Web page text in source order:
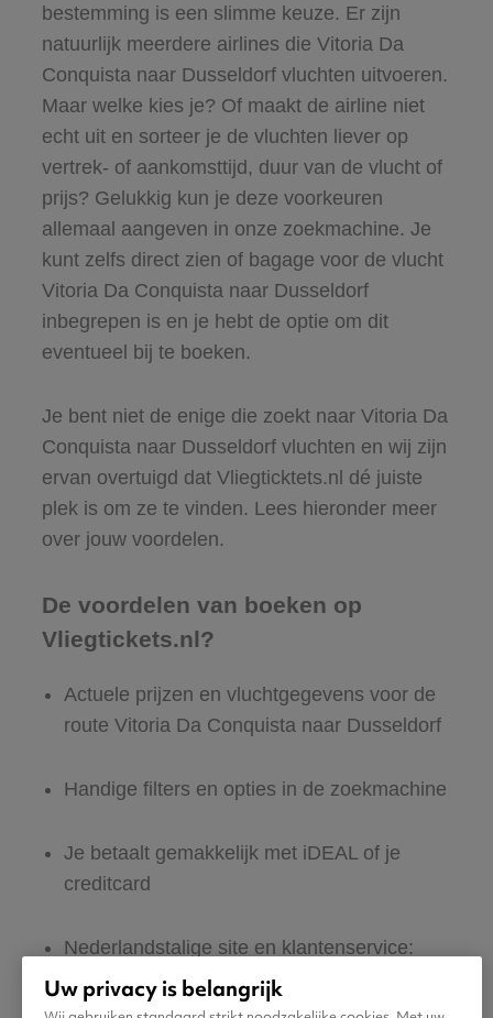
bestemming is een slimme keuze. Er zijn
natuurlijk meerdere airlines die Vitoria Da
Conquista naar Dusseldorf vluchten uitvoeren.
Maar welke kies je? Of maakt de airline niet
echt uit en sorteer je de vluchten liever op
vertrek- of aankomsttijd, duur van de vlucht of
prijs? Gelukkig kun je deze voorkeuren
allemaal aangeven in onze zoekmachine. Je
kunt zelfs direct zien of bagage voor de vlucht
Vitoria Da Conquista naar Dusseldorf
inbegrepen is en je hebt de optie om dit
eventueel bij te boeken.
Je bent niet de enige die zoekt naar Vitoria Da
Conquista naar Dusseldorf vluchten en wij zijn
ervan overtuigd dat Vliegticktets.nl dé juiste
plek is om ze te vinden. Lees hieronder meer
over jouw voordelen.
De voordelen van boeken op
Vliegtickets.nl?
Actuele prijzen en vluchtgegevens voor de
route Vitoria Da Conquista naar Dusseldorf
Handige filters en opties in de zoekmachine
Je betaalt gemakkelijk met iDEAL of je
creditcard
Nederlandstalige site en klantenservice:
365 dagen per jaar bereikbaar
Uw privacy is belangrijk